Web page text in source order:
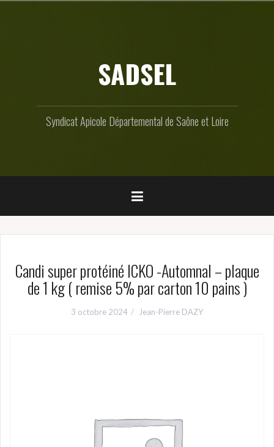
SADSEL
Syndicat Apicole Départemental de Saône et Loire
Candi super protéiné ICKO -Automnal – plaque
de 1 kg ( remise 5% par carton 10 pains )
3 octobre 2024 Jean-Pierre DAZY